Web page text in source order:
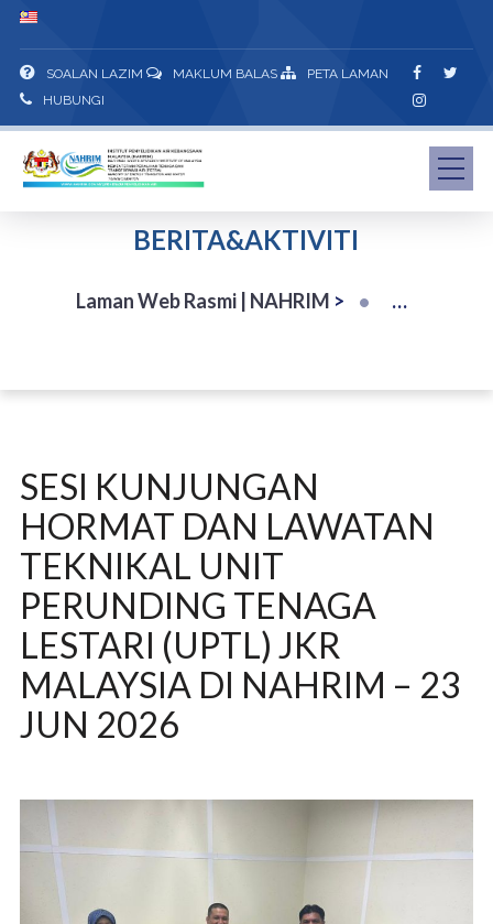
SOALAN LAZIM MAKLUM BALAS
PETA LAMAN
HUBUNGI
BERITA&AKTIVITI
Laman Web Rasmi | NAHRIM >
SESI KUNJUNGAN
HORMAT DAN LAWATAN
TEKNIKAL UNIT
PERUNDING TENAGA
LESTARI (UPTL) JKR
MALAYSIA DI NAHRIM – 23
JUN 2026